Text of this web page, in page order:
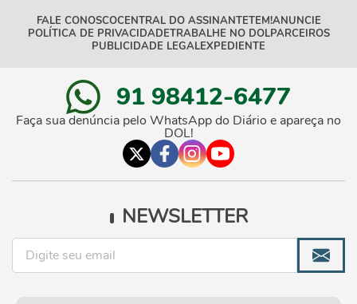
FALE CONOSCOCENTRAL DO ASSINANTETEM!ANUNCIE
POLÍTICA DE PRIVACIDADETRABALHE NO DOLPARCEIROS
PUBLICIDADE LEGALEXPEDIENTE
91 98412-6477
Faça sua denúncia pelo WhatsApp do Diário e apareça no
DOL!
NEWSLETTER